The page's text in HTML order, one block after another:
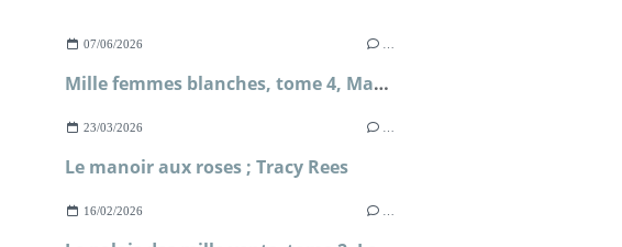
07/06/2026
Mille femmes blanches, tome 4, May et Chance ; Jim Fergus
23/03/2026
Le manoir aux roses ; Tracy Rees
16/02/2026